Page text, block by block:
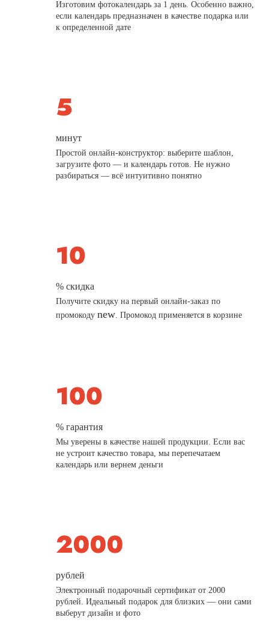
Изготовим фотокалендарь за 1 день. Особенно важно,
если календарь предназначен в качестве подарка или
к определенной дате
минут
Простой онлайн-конструктор: выберите шаблон,
загрузите фото — и календарь готов. Не нужно
разбираться — всё интуитивно понятно
% скидка
Получите скидку на первый онлайн-заказ по
промокодуnew. Промокод применяется в корзине
% гарантия
Мы уверены в качестве нашей продукции. Если вас
не устроит качество товара, мы перепечатаем
календарь или вернем деньги
рублей
Электронный подарочный сертификат от 2000
рублей. Идеальный подарок для близких — они сами
выберут дизайн и фото